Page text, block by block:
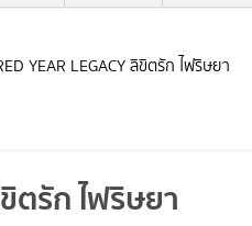
YEAR LEGACY ลิขิตรัก ไฟริษยา
ตรัก ไฟริษยา